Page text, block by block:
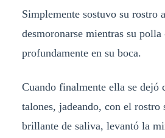
Simplemente sostuvo su rostro
desmoronarse mientras su polla
profundamente en su boca.
Cuando finalmente ella se dejó
talones, jadeando, con el rostro
brillante de saliva, levantó la